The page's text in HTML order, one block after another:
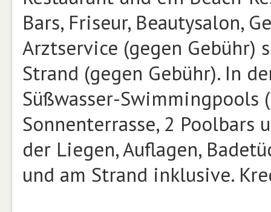
Bars, Friseur, Beautysalon,
Arztservice (gegen Gebühr)
Strand (gegen Gebühr). In
Süßwasser-Swimmingpools
Sonnenterrasse, 2 Poolbars
der Liegen, Auflagen,
und am Strand inklusive.